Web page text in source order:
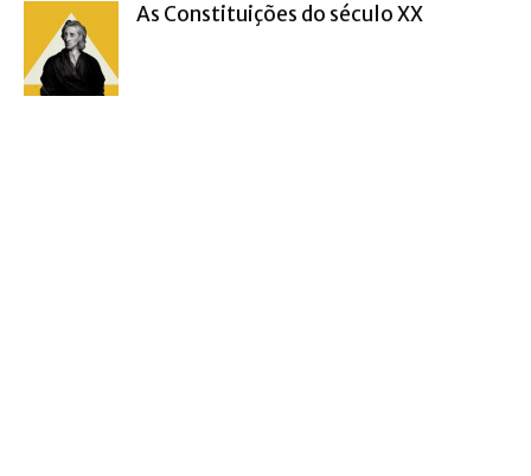
As Constituições do século XX